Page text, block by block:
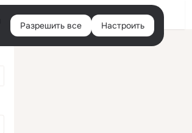
Войти
Разрешить все Настроить